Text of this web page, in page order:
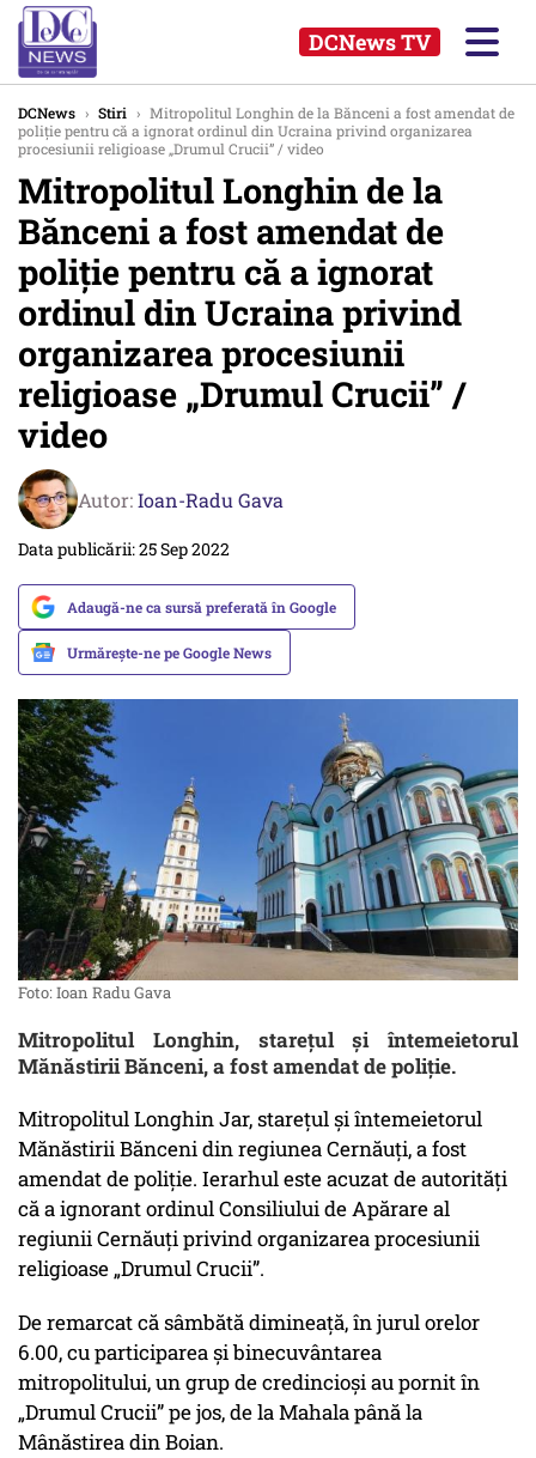
DCNews TV
DCNews › Stiri › Mitropolitul Longhin de la Bănceni a fost amendat de
poliție pentru că a ignorat ordinul din Ucraina privind organizarea
procesiunii religioase „Drumul Crucii” / video
Mitropolitul Longhin de la
Bănceni a fost amendat de
poliție pentru că a ignorat
ordinul din Ucraina privind
organizarea procesiunii
religioase „Drumul Crucii” /
video
Autor:Ioan-Radu Gava
Data publicării: 25 Sep 2022
Adaugă-ne ca sursă preferată în Google
Urmărește-ne pe Google News
Foto: Ioan Radu Gava
Mitropolitul Longhin, starețul și întemeietorul
Mănăstirii Bănceni, a fost amendat de poliție.
Mitropolitul Longhin Jar, starețul și întemeietorul
Mănăstirii Bănceni din regiunea Cernăuți, a fost
amendat de poliție. Ierarhul este acuzat de autorități
că a ignorant ordinul Consiliului de Apărare al
regiunii Cernăuți privind organizarea procesiunii
religioase „Drumul Crucii”.
De remarcat că sâmbătă dimineață, în jurul orelor
6.00, cu participarea și binecuvântarea
mitropolitului, un grup de credincioși au pornit în
„Drumul Crucii” pe jos, de la Mahala până la
Mânăstirea din Boian.